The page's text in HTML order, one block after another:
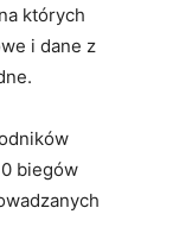
których
i dane z
biegów